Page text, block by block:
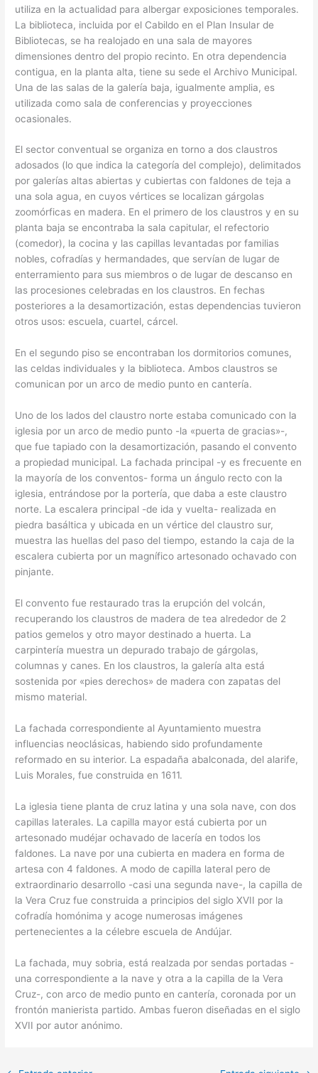
utiliza en la actualidad para albergar exposiciones temporales.
La biblioteca, incluida por el Cabildo en el Plan Insular de
Bibliotecas, se ha realojado en una sala de mayores
dimensiones dentro del propio recinto. En otra dependencia
contigua, en la planta alta, tiene su sede el Archivo Municipal.
Una de las salas de la galería baja, igualmente amplia, es
utilizada como sala de conferencias y proyecciones
ocasionales.
El sector conventual se organiza en torno a dos claustros
adosados (lo que indica la categoría del complejo), delimitados
por galerías altas abiertas y cubiertas con faldones de teja a
una sola agua, en cuyos vértices se localizan gárgolas
zoomórficas en madera. En el primero de los claustros y en su
planta baja se encontraba la sala capitular, el refectorio
(comedor), la cocina y las capillas levantadas por familias
nobles, cofradías y hermandades, que servían de lugar de
enterramiento para sus miembros o de lugar de descanso en
las procesiones celebradas en los claustros. En fechas
posteriores a la desamortización, estas dependencias tuvieron
otros usos: escuela, cuartel, cárcel.
En el segundo piso se encontraban los dormitorios comunes,
las celdas individuales y la biblioteca. Ambos claustros se
comunican por un arco de medio punto en cantería.
Uno de los lados del claustro norte estaba comunicado con la
iglesia por un arco de medio punto -la «puerta de gracias»-,
que fue tapiado con la desamortización, pasando el convento
a propiedad municipal. La fachada principal -y es frecuente en
la mayoría de los conventos- forma un ángulo recto con la
iglesia, entrándose por la portería, que daba a este claustro
norte. La escalera principal -de ida y vuelta- realizada en
piedra basáltica y ubicada en un vértice del claustro sur,
muestra las huellas del paso del tiempo, estando la caja de la
escalera cubierta por un magnífico artesonado ochavado con
pinjante.
El convento fue restaurado tras la erupción del volcán,
recuperando los claustros de madera de tea alrededor de 2
patios gemelos y otro mayor destinado a huerta. La
carpintería muestra un depurado trabajo de gárgolas,
columnas y canes. En los claustros, la galería alta está
sostenida por «pies derechos» de madera con zapatas del
mismo material.
La fachada correspondiente al Ayuntamiento muestra
influencias neoclásicas, habiendo sido profundamente
reformado en su interior. La espadaña abalconada, del alarife,
Luis Morales, fue construida en 1611.
La iglesia tiene planta de cruz latina y una sola nave, con dos
capillas laterales. La capilla mayor está cubierta por un
artesonado mudéjar ochavado de lacería en todos los
faldones. La nave por una cubierta en madera en forma de
artesa con 4 faldones. A modo de capilla lateral pero de
extraordinario desarrollo -casi una segunda nave-, la capilla de
la Vera Cruz fue construida a principios del siglo XVII por la
cofradía homónima y acoge numerosas imágenes
pertenecientes a la célebre escuela de Andújar.
La fachada, muy sobria, está realzada por sendas portadas -
una correspondiente a la nave y otra a la capilla de la Vera
Cruz-, con arco de medio punto en cantería, coronada por un
frontón manierista partido. Ambas fueron diseñadas en el siglo
XVII por autor anónimo.